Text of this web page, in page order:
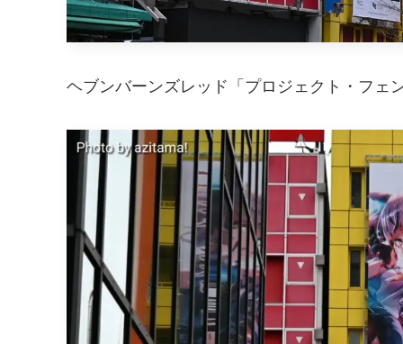
ヘブンバーンズレッド「プロジェクト・フェ